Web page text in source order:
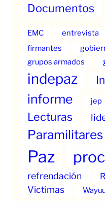
Documentos
EMC entrevista
firmantes
grupos armados
indepaz
informe jep
Lecturas
Paramilitares
Paz
refrendación
Victimas